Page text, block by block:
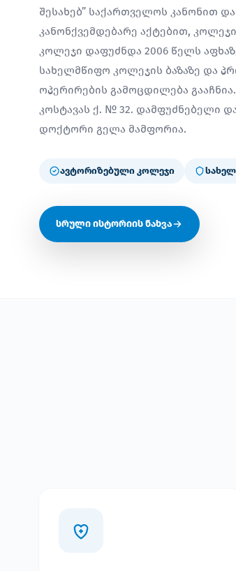
შესახებ” საქართველოს კანონით
კანონქვემდებარე აქტებით,
კოლეჯი დაფუძნდა 2006 წელს
სახელმწიფო კოლეჯის ბაზაზე და
ოპერირების გამოცდილება
კოსტავას ქ. № 32. დამფუძნებელი
დოქტორი გელა მამფორია.
ავტორიზებული კოლეჯი
სრული ისტორიის ნახვა